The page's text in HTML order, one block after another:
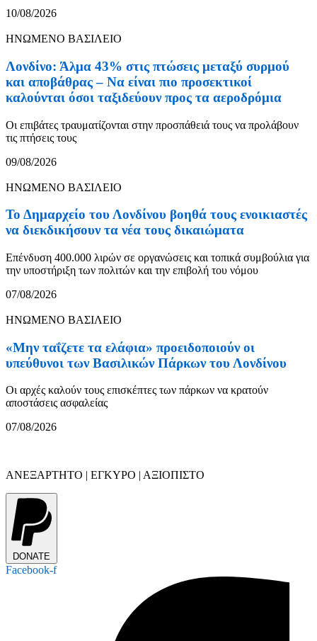
10/08/2026
ΗΝΩΜΕΝΟ ΒΑΣΙΛΕΙΟ
Λονδίνο: Άλμα 43% στις πτώσεις μεταξύ συρμού
και αποβάθρας – Να είναι πιο προσεκτικοί
καλούνται όσοι ταξιδεύουν προς τα αεροδρόμια
Οι επιβάτες τραυματίζονται στην προσπάθειά τους να προλάβουν
τις πτήσεις τους
09/08/2026
ΗΝΩΜΕΝΟ ΒΑΣΙΛΕΙΟ
Το Δημαρχείο του Λονδίνου βοηθά τους ενοικιαστές
να διεκδικήσουν τα νέα τους δικαιώματα
Επένδυση 400.000 λιρών σε οργανώσεις και τοπικά συμβούλια για
την υποστήριξη των πολιτών και την επιβολή του νόμου
07/08/2026
ΗΝΩΜΕΝΟ ΒΑΣΙΛΕΙΟ
«Μην ταΐζετε τα ελάφια» προειδοποιούν οι
υπεύθυνοι των Βασιλικών Πάρκων του Λονδίνου
Οι αρχές καλούν τους επισκέπτες των πάρκων να κρατούν
αποστάσεις ασφαλείας
07/08/2026
ΑΝΕΞΑΡΤΗΤΟ | ΕΓΚΥΡΟ | ΑΞΙΟΠΙΣΤΟ
DONATE
Facebook-f